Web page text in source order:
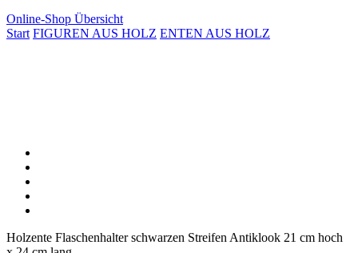
Online-Shop Übersicht
Start FIGUREN AUS HOLZ ENTEN AUS HOLZ
Holzente Flaschenhalter schwarzen Streifen Antiklook 21 cm hoch